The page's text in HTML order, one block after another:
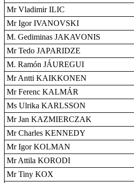
Mr Vladimir ILIC
Mr Igor IVANOVSKI
M. Gediminas JAKAVONIS
Mr Tedo JAPARIDZE
M. Ramón JÁUREGUI
Mr Antti KAIKKONEN
Mr Ferenc KALMÁR
Ms Ulrika KARLSSON
Mr Jan KAZMIERCZAK
Mr Charles KENNEDY
Mr Igor KOLMAN
Mr Attila KORODI
Mr Tiny KOX